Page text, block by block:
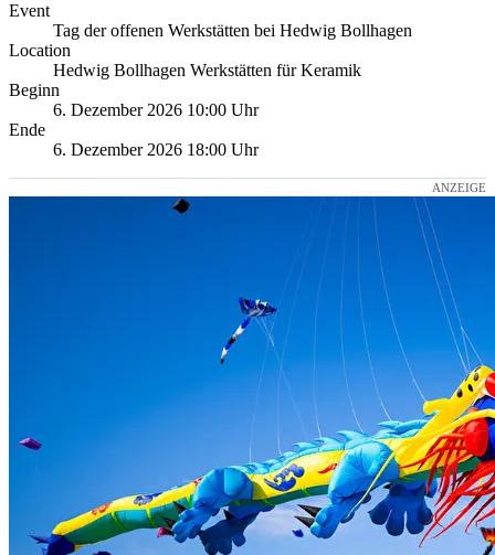
Event
Tag der offenen Werkstätten bei Hedwig Bollhagen
Location
Hedwig Bollhagen Werkstätten für Keramik
Beginn
6. Dezember 2026 10:00 Uhr
Ende
6. Dezember 2026 18:00 Uhr